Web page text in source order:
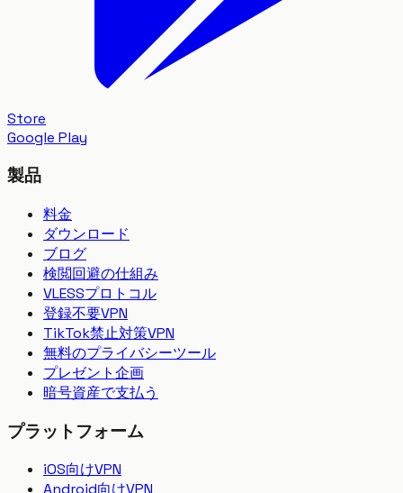
Store
Google Play
製品
料金
ダウンロード
ブログ
検閲回避の仕組み
VLESSプロトコル
登録不要VPN
TikTok禁止対策VPN
無料のプライバシーツール
プレゼント企画
暗号資産で支払う
プラットフォーム
iOS向けVPN